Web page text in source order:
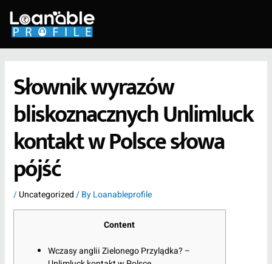
content
Słownik wyrazów
bliskoznacznych Unlimluck
kontakt w Polsce słowa
pójść
/Uncategorized/ ByLoanableprofile
Content
Wczasy anglii Zielonego Przylądka? –